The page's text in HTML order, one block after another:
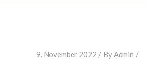
9. November 2022 ByAdmin